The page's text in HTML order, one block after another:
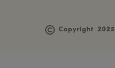
Copyright 2025